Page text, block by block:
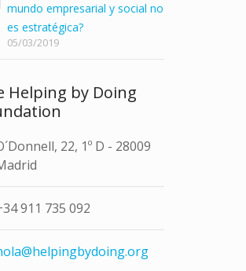
mundo empresarial y social no
es estratégica?
05/03/2019
Helping by Doing
22, 1º D - 28009
911 735 092